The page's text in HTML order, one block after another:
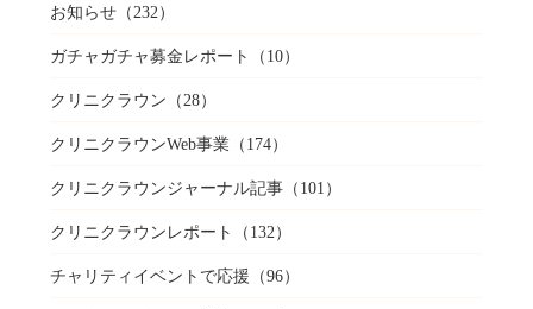
お知らせ（232）
ガチャガチャ募金レポート （10）
クリニクラウン （28）
クリニクラウンWeb事業（174）
クリニクラウンジャーナル記事（101）
クリニクラウンレポート （132）
チャリティイベントで応援 （96）